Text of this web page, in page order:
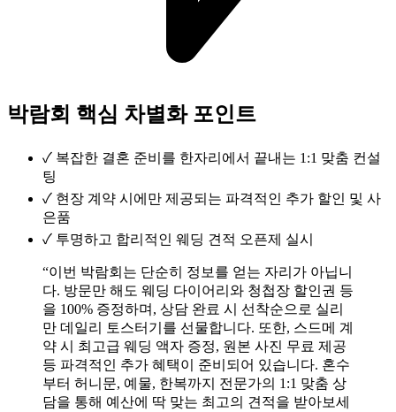
박람회 핵심 차별화 포인트
✓ 복잡한 결혼 준비를 한자리에서 끝내는 1:1 맞춤 컨설
팅
✓ 현장 계약 시에만 제공되는 파격적인 추가 할인 및 사
은품
✓ 투명하고 합리적인 웨딩 견적 오픈제 실시
“이번 박람회는 단순히 정보를 얻는 자리가 아닙니
다. 방문만 해도 웨딩 다이어리와 청첩장 할인권 등
을 100% 증정하며, 상담 완료 시 선착순으로 실리
만 데일리 토스터기를 선물합니다. 또한, 스드메 계
약 시 최고급 웨딩 액자 증정, 원본 사진 무료 제공
등 파격적인 추가 혜택이 준비되어 있습니다. 혼수
부터 허니문, 예물, 한복까지 전문가의 1:1 맞춤 상
담을 통해 예산에 딱 맞는 최고의 견적을 받아보세